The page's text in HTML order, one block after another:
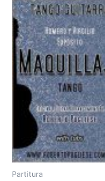
Partitura